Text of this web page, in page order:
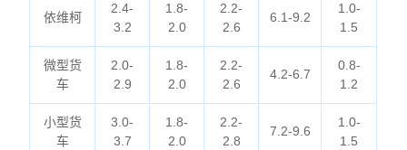
依维柯
2.4-
3.2
1.8-
2.0
2.2-
2.6
6.1-9.2
1.0-
1.5
微型货
车
2.0-
2.9
1.8-
2.0
2.2-
2.6
4.2-6.7
0.8-
1.2
小型货
车
3.0-
3.7
1.8-
2.0
2.2-
2.8
7.2-9.6
1.0-
1.5